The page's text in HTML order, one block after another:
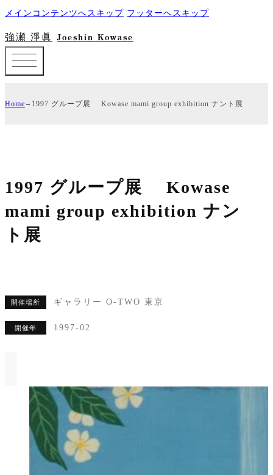
メインコンテンツへスキップ フッターへスキップ
強瀬 淨眞 Joeshin Kowase
Home 1997 グループ展 Kowase mami group exhibition ナント展
1997 グループ展 Kowase
mami group exhibition ナン
ト展
開催場所 ギャラリー O-TWO 東京
開催年 1997-02